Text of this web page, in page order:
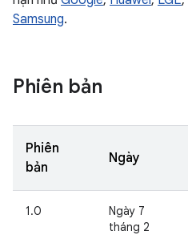
Samsung.
Phiên bản
Phiên
bản
Ngày
1.0
Ngày 7
tháng 2